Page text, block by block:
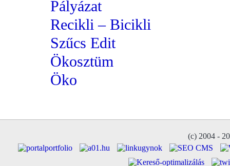
Pályázat
Recikli – Bicikli
Szűcs Edit
Ökosztüm
Öko
(c) 2004 -